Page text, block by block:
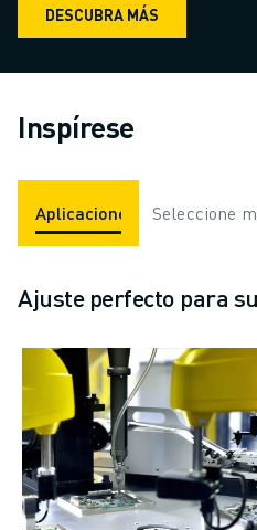
DESCUBRA MÁS
Inspírese
Aplicaciones Industrias
Seleccione
Ajuste perfecto para